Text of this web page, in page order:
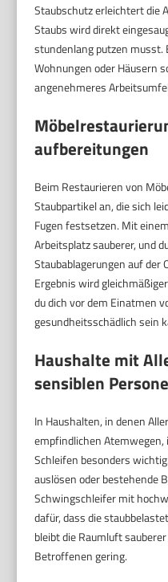
Staubschutz erleichtert die
Staubs wird direkt
stundenlang putzen
Wohnungen oder Häusern
angenehmeres
aufbereitungen
Beim Restaurieren von
Staubpartikel an, die sich
Fugen festsetzen. Mit
Arbeitsplatz sauberer, und
Staubablagerungen auf der
Ergebnis wird
du dich vor dem Einatmen
gesundheitsschädlich sein
Haushalte mit
sensiblen
In Haushalten, in denen
empfindlichen Atemwegen,
Schleifen besonders
auslösen oder bestehende
Schwingschleifer mit
dafür, dass die
bleibt die Raumluft
Betroffenen gering.